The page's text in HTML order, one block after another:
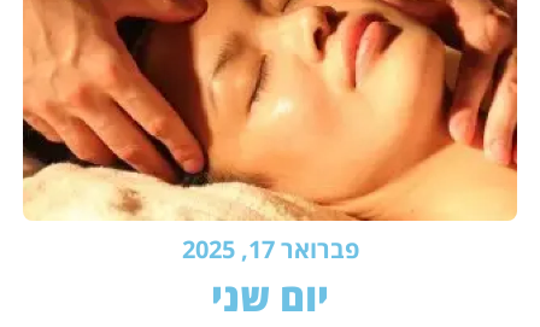
פברואר 17, 2025
יום שני